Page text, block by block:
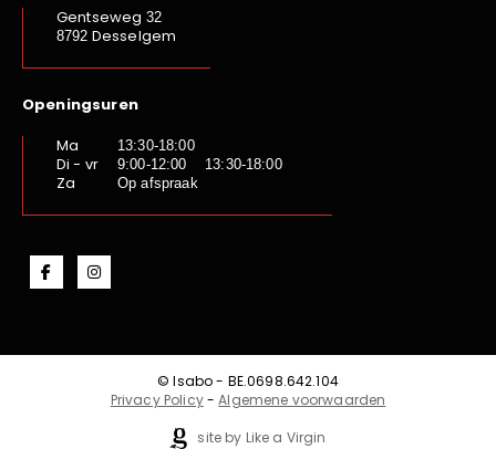
Gentseweg 32
8792 Desselgem
Openingsuren
Ma
13:30-18:00
Di - vr 9:00-12:00 13:30-18:00
Za Op afspraak
© Isabo - BE.0698.642.104
Privacy Policy-Algemene voorwaarden
site by Like a Virgin